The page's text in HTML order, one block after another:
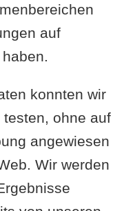
auf
konnten wir
ohne auf
angewiesen
Wir werden